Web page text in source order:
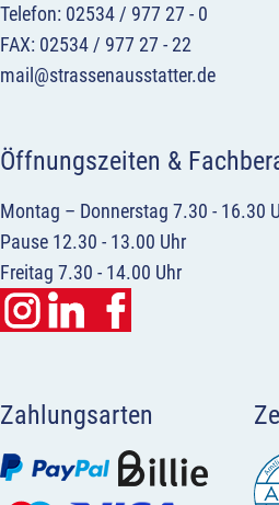
Telefon: 02534 / 977 27 - 0
FAX: 02534 / 977 27 - 22
mail@strassenausstatter.de
Öffnungszeiten &
Montag – Donnerstag 7.30 - 16.30
Pause 12.30 - 13.00 Uhr
Freitag 7.30 - 14.00 Uhr
Zahlungsarten